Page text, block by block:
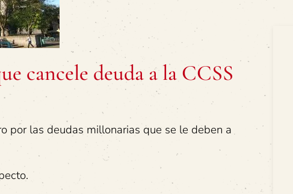
cancele deuda a la CCSS
por las deudas millonarias que se le deben a